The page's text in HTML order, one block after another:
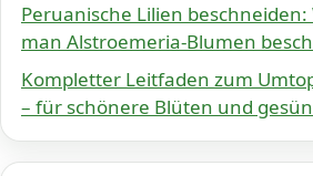
Peruanische Lilien
man Alstroemeria-Blumen
Kompletter Leitfaden zum
– für schönere Blüten und